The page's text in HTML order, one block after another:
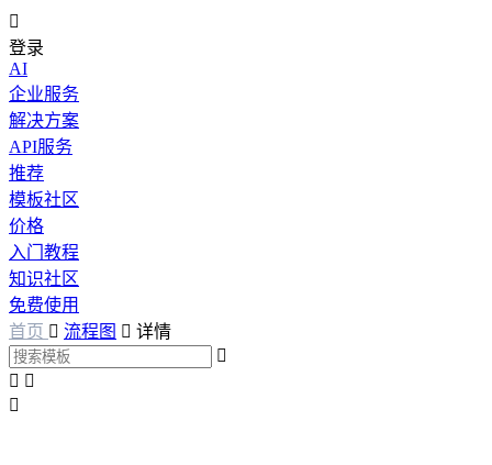

登录
AI
企业服务
解决方案
API服务
推荐
模板社区
价格
入门教程
知识社区
免费使用
首页  流程图  详情

 
